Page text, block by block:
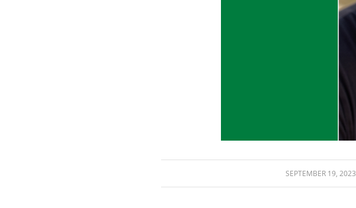
SEPTEMBER 19, 2023